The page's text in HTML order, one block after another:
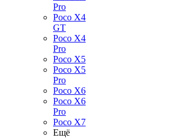
Pro
Poco X4
GT
Poco X4
Pro
Poco X5
Poco X5
Pro
Poco X6
Poco X6
Pro
Poco X7
Ещё